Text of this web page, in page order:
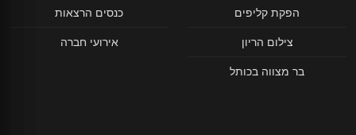
הפקת קליפים
צילום הריון
בר מצווה בכותל
כנסים הרצאות
אירועי חברה